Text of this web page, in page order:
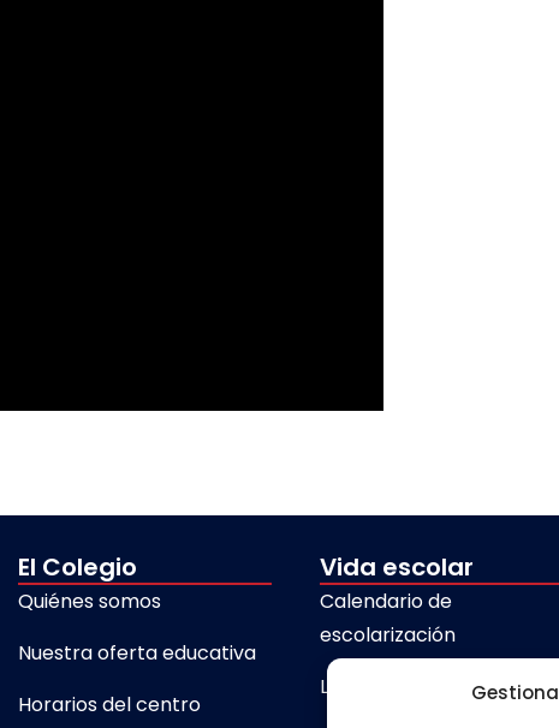
El Colegio
Quiénes somos
Nuestra oferta educativa
Horarios del centro
Vida escolar
Calendario de
escolarización
Libros de texto